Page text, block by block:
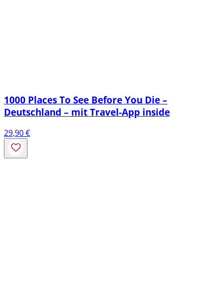
1000 Places To See Before You Die –
Deutschland – mit Travel-App inside
29,90€